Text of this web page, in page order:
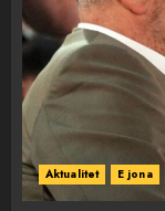
Aktualitet E jona